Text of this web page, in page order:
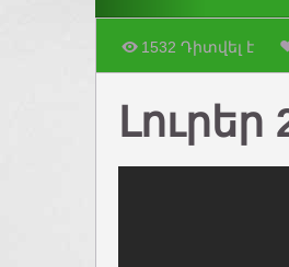
1532 Դիտվել է
Լուրեր